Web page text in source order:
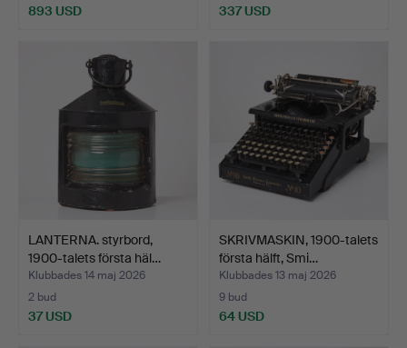
893 USD 337 USD
LANTERNA. styrbord,
1900-talets första häl…
Klubbades 14 maj 2026
2 bud
37 USD
SKRIVMASKIN, 1900-talets
första hälft, Smi…
Klubbades 13 maj 2026
9 bud
64 USD